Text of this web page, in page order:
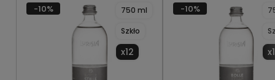
750 ml
Szkło
x12
-10% -10%